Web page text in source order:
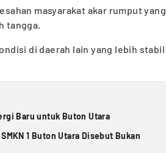
masyarakat akar rumput yang
tangga.
di daerah lain yang lebih stabil
Baru untuk Buton Utara
1 Buton Utara Disebut Bukan